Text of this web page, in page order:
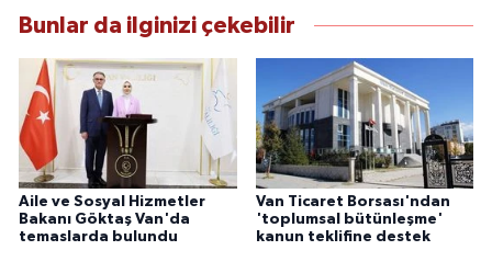
Bunlar da ilginizi çekebilir
Aile ve Sosyal Hizmetler
Bakanı Göktaş Van'da
temaslarda bulundu
Van Ticaret Borsası'ndan
'toplumsal bütünleşme'
kanun teklifine destek